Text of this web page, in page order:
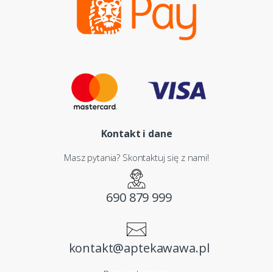
Kontakt i dane
Masz pytania? Skontaktuj się z nami!
690 879 999
kontakt@aptekawawa.pl